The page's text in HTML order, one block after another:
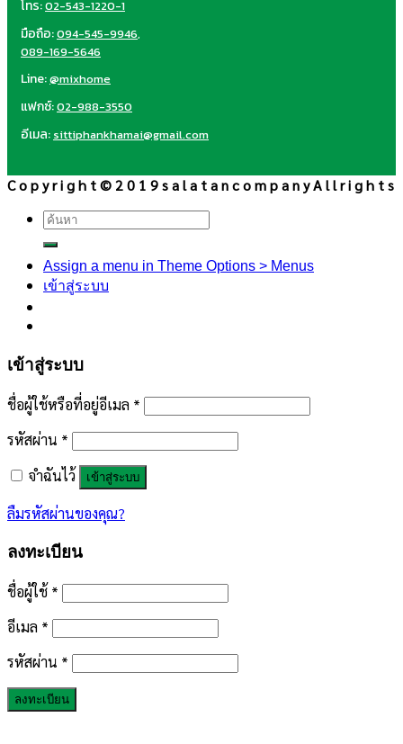
โทร:02-543-1220-1
มือถือ:094-545-9946,
089-169-5646
Line:@mixhome
แฟกซ์:02-988-3550
อีเมล: sittiphankhamai@gmail.com
C o p y r i g h t © 2 0 1 9 s a l a t a n c o m p a n y A l l r i g h t s
ค้นหา:
Assign a menu in Theme Options > Menus
เข้าสู่ระบบ
เข้าสู่ระบบ
ชื่อผู้ใช้หรือที่อยู่อีเมล *
รหัสผ่าน *
จำฉันไว้
เข้าสู่ระบบ
ลืมรหัสผ่านของคุณ?
ลงทะเบียน
ชื่อผู้ใช้ *
อีเมล *
รหัสผ่าน *
ลงทะเบียน